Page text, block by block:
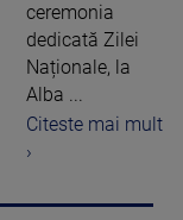
ceremonia
dedicată Zilei
Naționale, la
Alba ...
Citeste mai mult
›